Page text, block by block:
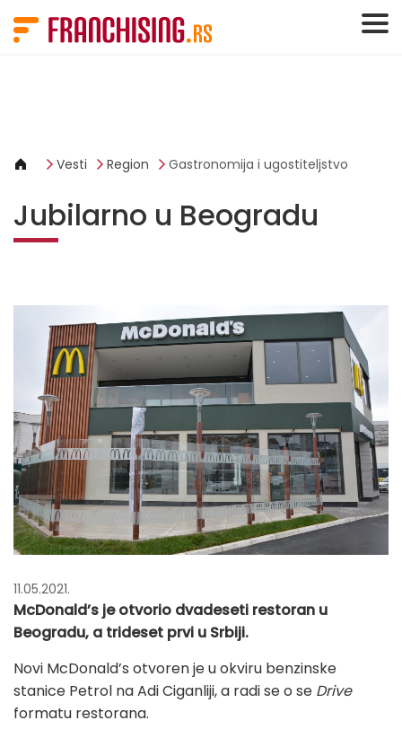
Vesti Region Gastronomija i ugostiteljstvo
Jubilarno u Beogradu
11.05.2021.
McDonald’s je otvorio dvadeseti restoran u
Beogradu, a trideset prvi u Srbiji.
Novi McDonald’s otvoren je u okviru benzinske
stanice Petrol na Adi Ciganliji, a radi se o se Drive
formatu restorana.